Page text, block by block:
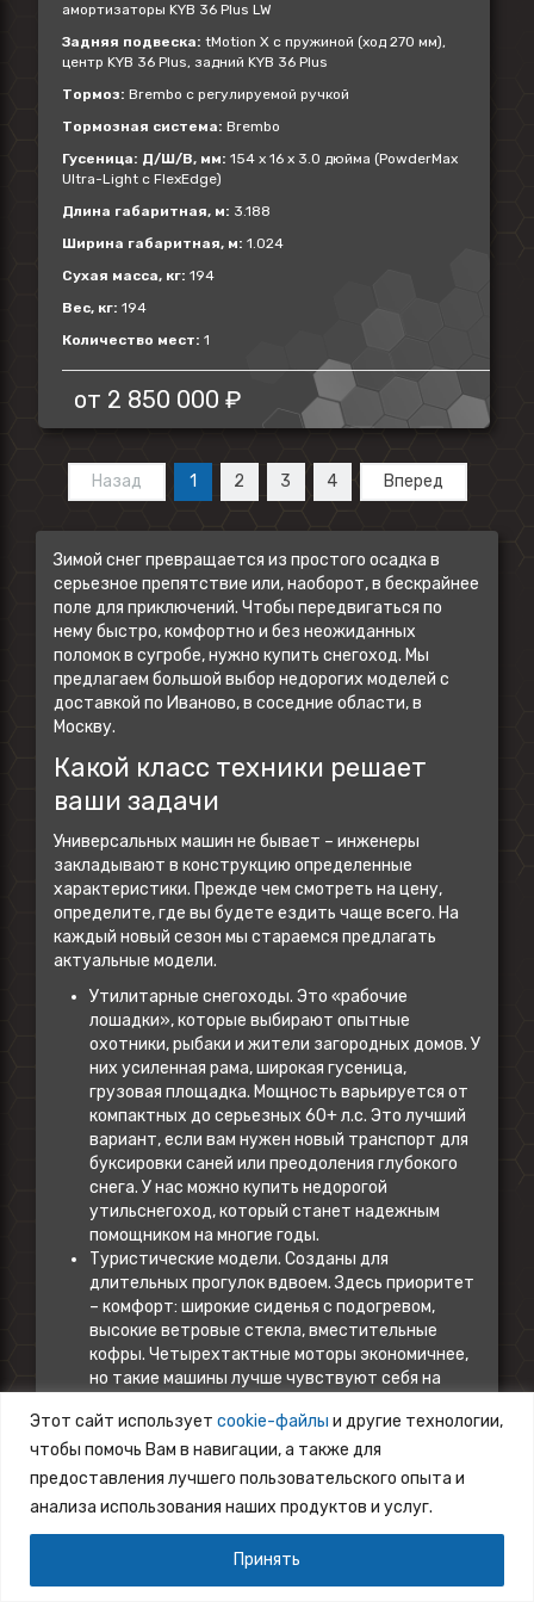
амортизаторы KYB 36 Plus LW
Задняя подвеска: tMotion X с пружиной (ход 270 мм),
центр KYB 36 Plus, задний KYB 36 Plus
Тормоз: Brembo с регулируемой ручкой
Тормозная система: Brembo
Гусеница: Д/Ш/В, мм: 154 x 16 x 3.0 дюйма (PowderMax
Ultra-Light с FlexEdge)
Длина габаритная, м: 3.188
Ширина габаритная, м: 1.024
Сухая масса, кг: 194
Вес, кг: 194
Количество мест: 1
от 2 850 000 ₽
Назад 1 2 3 4 Вперед
Зимой снег превращается из простого осадка в
серьезное препятствие или, наоборот, в бескрайнее
поле для приключений. Чтобы передвигаться по
нему быстро, комфортно и без неожиданных
поломок в сугробе, нужно купить снегоход. Мы
предлагаем большой выбор недорогих моделей с
доставкой по Иваново, в соседние области, в
Москву.
Какой класс техники решает
ваши задачи
Универсальных машин не бывает – инженеры
закладывают в конструкцию определенные
характеристики. Прежде чем смотреть на цену,
определите, где вы будете ездить чаще всего. На
каждый новый сезон мы стараемся предлагать
актуальные модели.
Утилитарные снегоходы. Это «рабочие
лошадки», которые выбирают опытные
охотники, рыбаки и жители загородных домов. У
них усиленная рама, широкая гусеница,
грузовая площадка. Мощность варьируется от
компактных до серьезных 60+ л.с. Это лучший
вариант, если вам нужен новый транспорт для
буксировки саней или преодоления глубокого
снега. У нас можно купить недорогой
утильснегоход, который станет надежным
помощником на многие годы.
Туристические модели. Созданы для
длительных прогулок вдвоем. Здесь приоритет
– комфорт: широкие сиденья с подогревом,
высокие ветровые стекла, вместительные
кофры. Четырехтактные моторы экономичнее,
но такие машины лучше чувствуют себя на
целине. У нас можно подобрать недорогой
вариант для путешествий в Москву и по
области.
агрессивные. Узкая гусеница и малый вес
выполнять трюки. Горные версии отличаются
удлиненной гусеницей с высокими
Этот сайт использует cookie-файлы и другие технологии,
чтобы помочь Вам в навигации, а также для
предоставления лучшего пользовательского опыта и
анализа использования наших продуктов и услуг.
Принять